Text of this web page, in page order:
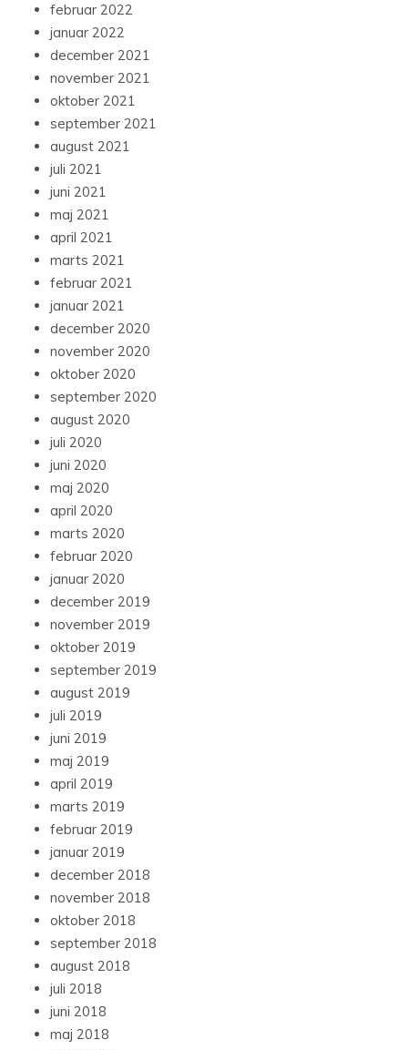
februar 2022
januar 2022
december 2021
november 2021
oktober 2021
september 2021
august 2021
juli 2021
juni 2021
maj 2021
april 2021
marts 2021
februar 2021
januar 2021
december 2020
november 2020
oktober 2020
september 2020
august 2020
juli 2020
juni 2020
maj 2020
april 2020
marts 2020
februar 2020
januar 2020
december 2019
november 2019
oktober 2019
september 2019
august 2019
juli 2019
juni 2019
maj 2019
april 2019
marts 2019
februar 2019
januar 2019
december 2018
november 2018
oktober 2018
september 2018
august 2018
juli 2018
juni 2018
maj 2018